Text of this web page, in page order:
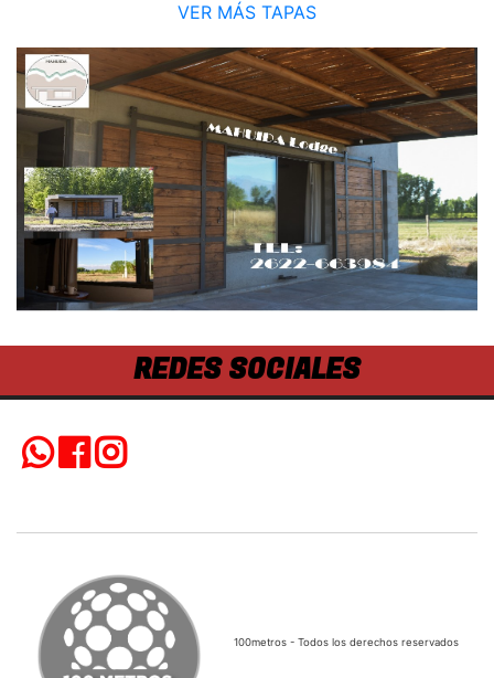
VER MÁS TAPAS
REDES SOCIALES
100metros - Todos los derechos reservados